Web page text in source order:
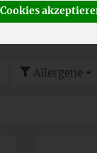
Allergene